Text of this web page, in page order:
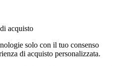
acquisto
solo con il tuo consenso
di acquisto personalizzata.